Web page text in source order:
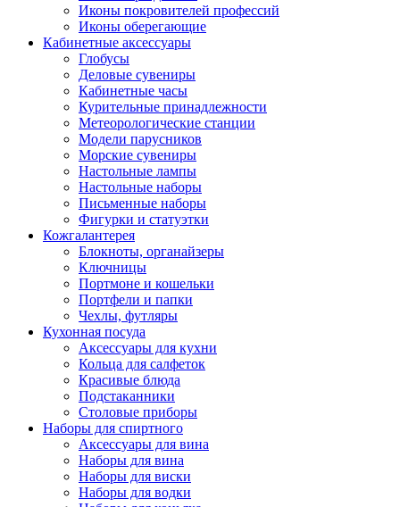
Иконы покровителей профессий
Иконы оберегающие
Кабинетные аксессуары
Глобусы
Деловые сувениры
Кабинетные часы
Курительные принадлежности
Метеорологические станции
Модели парусников
Морские сувениры
Настольные лампы
Настольные наборы
Письменные наборы
Фигурки и статуэтки
Кожгалантерея
Блокноты, органайзеры
Ключницы
Портмоне и кошельки
Портфели и папки
Чехлы, футляры
Кухонная посуда
Аксессуары для кухни
Кольца для салфеток
Красивые блюда
Подстаканники
Столовые приборы
Наборы для спиртного
Аксессуары для вина
Наборы для вина
Наборы для виски
Наборы для водки